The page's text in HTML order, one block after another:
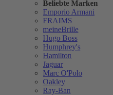
Beliebte Marken
Emporio Armani
FRAIMS
meineBrille
Hugo Boss
Humphrey's
Hamilton
Jaguar
Marc O'Polo
Oakley
Ray-Ban